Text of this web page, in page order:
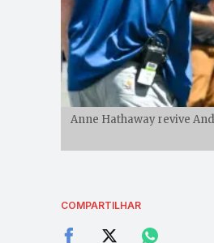
Anne Hathaway revive
COMPARTILHAR